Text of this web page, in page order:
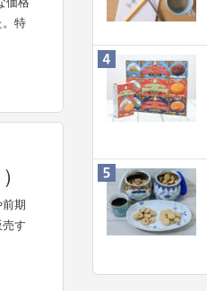
。特
期
す